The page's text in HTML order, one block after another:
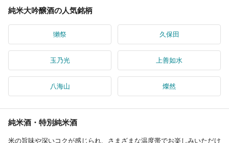
純米大吟醸酒の人気銘柄
獺祭 久保田
玉乃光 上善如水
八海山 燦然
純米酒・特別純米酒
米の旨味や深いコクが感じられ、さまざまな温度帯でお楽しみいただけ